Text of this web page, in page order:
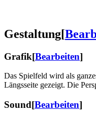
Gestaltung[
Grafik[Bearbeiten]
Das Spielfeld wird als
Längsseite gezeigt. Die
Sound[Bearbeiten]